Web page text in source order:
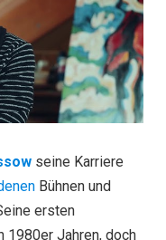
seine Karriere
Bühnen und
ersten
1980er Jahren, doch